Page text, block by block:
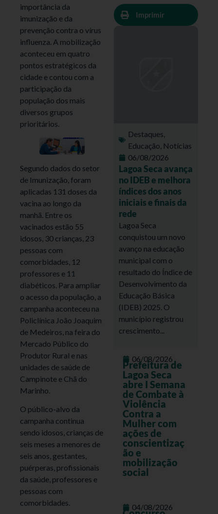
importância da
imunização e da
prevenção contra o vírus
influenza. A mobilização
aconteceu em quatro
pontos estratégicos da
cidade e contou com a
participação da
população dos mais
diversos grupos
prioritários.
Segundo dados do setor
de Imunização, foram
aplicadas 131 doses da
vacina ao longo da
manhã. Entre os
vacinados estão 55
idosos, 30 crianças, 23
pessoas com
comorbidades, 12
professores e 11
diabéticos. Para ampliar
o acesso da população, a
campanha aconteceu na
Policlínica João Joaquim
de Medeiros, na feira do
Mercado Público do
Produtor Rural e nas
unidades de saúde de
Campinote e Chã do
Marinho.
O público-alvo da
campanha continua
sendo idosos, crianças de
seis meses a menores de
seis anos, gestantes,
puérperas, profissionais
da saúde, professores e
pessoas com
comorbidades.
Imprimir
Destaques,
Educação, Notícias
06/08/2026
Lagoa Seca avança
no IDEB e melhora
índices dos anos
iniciais e finais da
rede
Lagoa Seca
conquistou um novo
avanço na educação
municipal com o
resultado do Índice de
Desenvolvimento da
Educação Básica
(IDEB) 2025. O
município registrou
crescimento...
06/08/2026
Prefeitura de
Lagoa Seca
abre I Semana
de Combate à
Violência
Contra a
Mulher com
ações de
conscientizaç
ão e
mobilização
social
04/08/2026